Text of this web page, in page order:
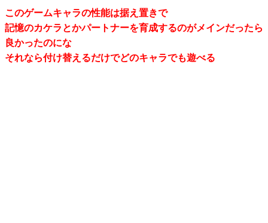
このゲームキャラの性能は据え置きで
記憶のカケラとかパートナーを育成するのがメインだったら
良かったのにな
それなら付け替えるだけでどのキャラでも遊べる